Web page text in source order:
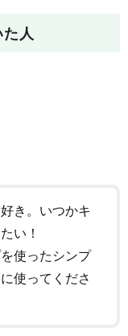
人
き。いつかキ
い！
使ったシンプ
使ってくださ